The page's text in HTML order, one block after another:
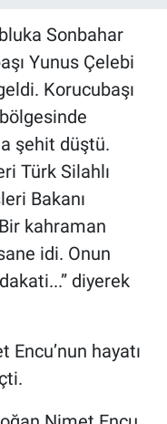
Sonbahar
Yunus Çelebi
Korucubaşı
şehit düştü.
Türk Silahlı
Bakanı
kahraman
idi. Onun
diyerek